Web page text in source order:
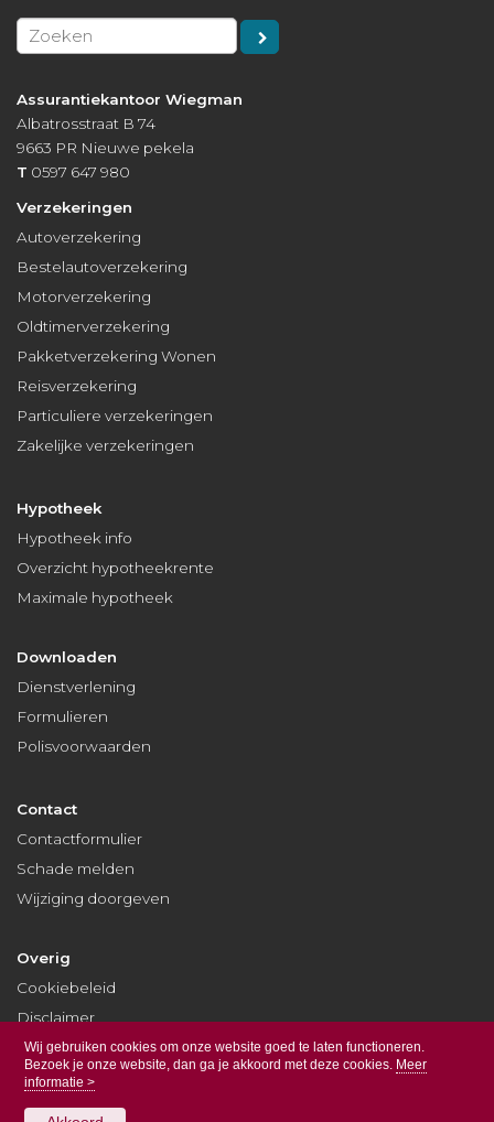
Wij gebruiken cookies om onze website goed te laten functioneren.
Bezoek je onze website, dan ga je akkoord met deze cookies. Meer
informatie >
Assurantiekantoor Wiegman
Albatrosstraat B 74
9663 PR Nieuwe pekela
T 0597 647 980
Verzekeringen
Autoverzekering
Bestelautoverzekering
Motorverzekering
Oldtimerverzekering
Pakketverzekering Wonen
Reisverzekering
Particuliere verzekeringen
Zakelijke verzekeringen
Hypotheek
Hypotheek info
Overzicht hypotheekrente
Maximale hypotheek
Downloaden
Dienstverlening
Formulieren
Polisvoorwaarden
Contact
Contactformulier
Schade melden
Wijziging doorgeven
Overig
Cookiebeleid
Disclaimer
Privacy